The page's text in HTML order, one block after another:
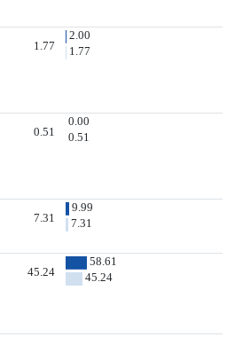
1.77
2.00
1.77
0.51
0.00
0.51
7.31
9.99
7.31
45.24
58.61
45.24